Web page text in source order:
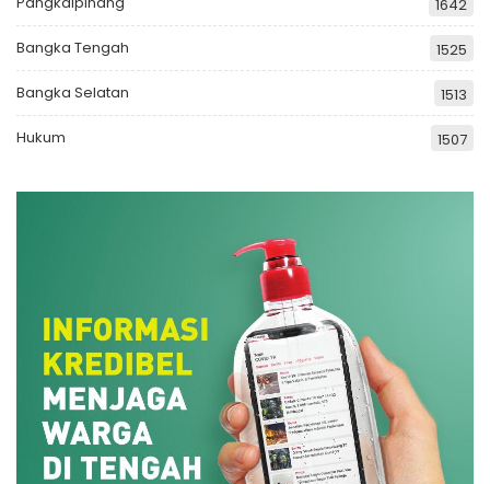
1642
Bangka Tengah 1525
Bangka Selatan 1513
Hukum 1507